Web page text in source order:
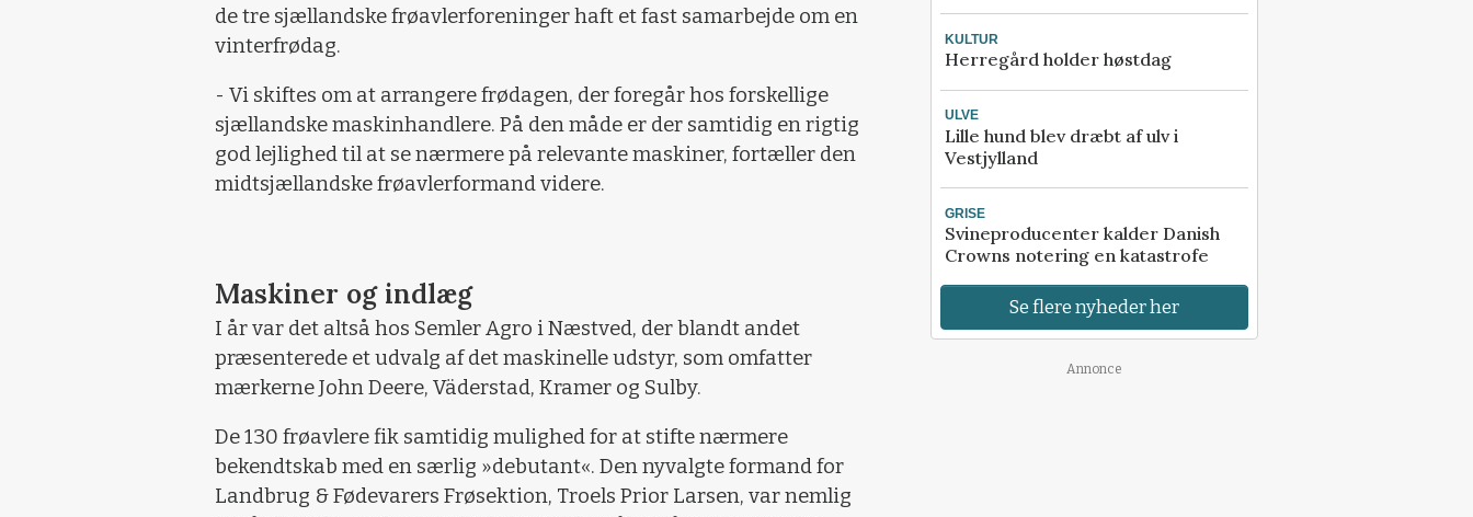
de tre sjællandske frøavlerforeninger haft et fast samarbejde om en
vinterfrødag.
- Vi skiftes om at arrangere frødagen, der foregår hos forskellige
sjællandske maskinhandlere. På den måde er der samtidig en rigtig
god lejlighed til at se nærmere på relevante maskiner, fortæller den
midtsjællandske frøavlerformand videre.
Maskiner og indlæg
I år var det altså hos Semler Agro i Næstved, der blandt andet
præsenterede et udvalg af det maskinelle udstyr, som omfatter
mærkerne John Deere, Väderstad, Kramer og Sulby.
De 130 frøavlere fik samtidig mulighed for at stifte nærmere
bekendtskab med en særlig »debutant«. Den nyvalgte formand for
Landbrug & Fødevarers Frøsektion, Troels Prior Larsen, var nemlig
KULTUR
Herregård holder høstdag
ULVE
Lille hund blev dræbt af ulv i
Vestjylland
GRISE
Svineproducenter kalder Danish
Crowns notering en katastrofe
Se flere nyheder her
Annonce